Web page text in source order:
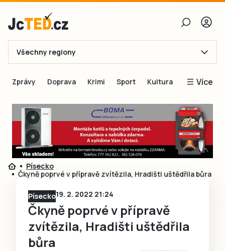
E-mail
Obnovit heslo
Přihlásit se
Ještě nemám účet, chci se
Všechny regiony
Zprávy Doprava Krimi Sport Kultura Více
Blogy
Inspirace
Čtenáři píší
Speciální přílohy
Písecko
Čkyně poprvé v přípravě zvítězila, Hradišti uštědřila bůra
Písecko19. 2. 2022 21:24
Čkyně poprvé v přípravě
zvítězila, Hradišti uštědřila
bůra